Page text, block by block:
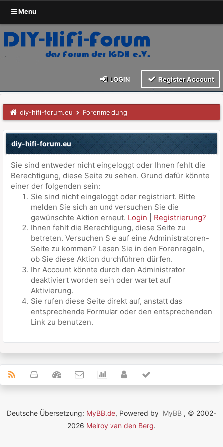
Menu
LOGIN Register Account
diy-hifi-forum.eu Forenmeldung
diy-hifi-forum.eu
Sie sind entweder nicht eingeloggt oder Ihnen fehlt die
Berechtigung, diese Seite zu sehen. Grund dafür könnte
einer der folgenden sein:
Sie sind nicht eingeloggt oder registriert. Bitte
melden Sie sich an und versuchen Sie die
gewünschte Aktion erneut. Login
Registrierung?
Ihnen fehlt die Berechtigung, diese Seite zu
betreten. Versuchen Sie auf eine Administratoren-
Seite zu kommen? Lesen Sie in den Forenregeln,
ob Sie diese Aktion durchführen dürfen.
Ihr Account könnte durch den Administrator
deaktiviert worden sein oder wartet auf
Aktivierung.
Sie rufen diese Seite direkt auf, anstatt das
entsprechende Formular oder den entsprechenden
Link zu benutzen.
Deutsche Übersetzung: MyBB.de, Powered by MyBB , © 2002-
2026 Melroy van den Berg.